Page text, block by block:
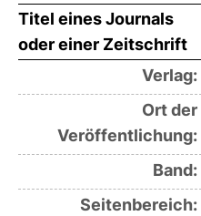
Titel eines Journals
oder einer Zeitschrift
Verlag:
Ort der
Veröffentlichung:
Band:
Seitenbereich: